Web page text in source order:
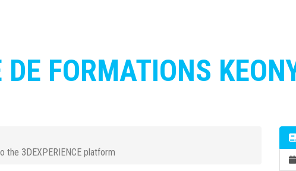
DE FORMATIONS
the 3DEXPERIENCE platform